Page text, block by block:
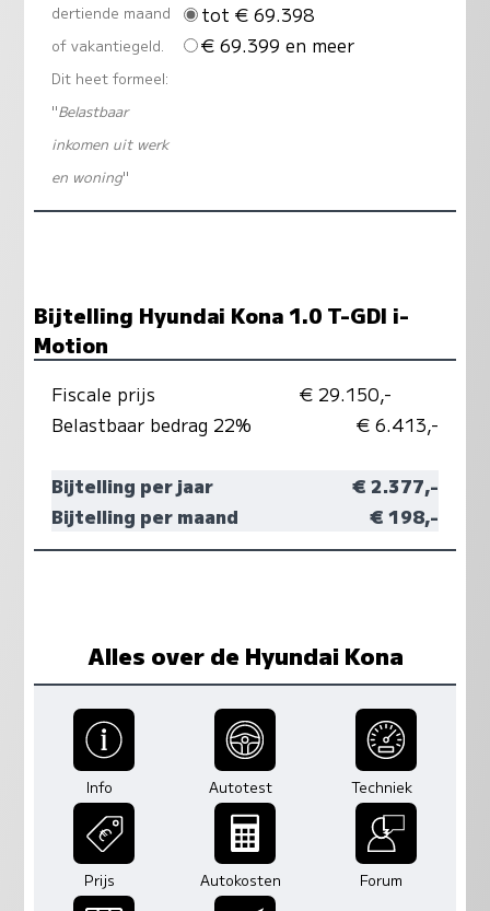
dertiende maand
of vakantiegeld.
Dit heet formeel:
"Belastbaar
inkomen uit werk
en woning"
tot € 69.398
€ 69.399 en meer
Bijtelling Hyundai Kona 1.0 T-GDI i-
Motion
Fiscale prijs
€ 29.150,-
Belastbaar bedrag 22%
€ 6.413,-
Bijtelling per jaar
€ 2.377,-
Bijtelling per maand
€ 198,-
Alles over de Hyundai Kona
Info Autotest Techniek
Prijs Autokosten Forum